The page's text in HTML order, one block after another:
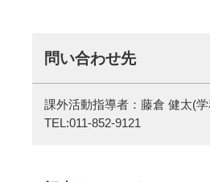
問い合わせ先
課外活動指導者：藤倉 健太(
TEL:011-852-9121